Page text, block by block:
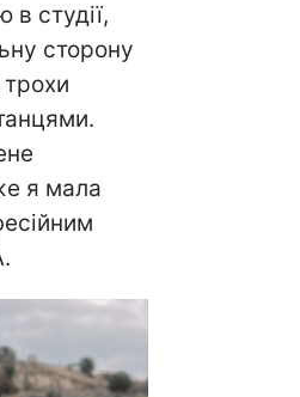
в студії,
сторону
я мала